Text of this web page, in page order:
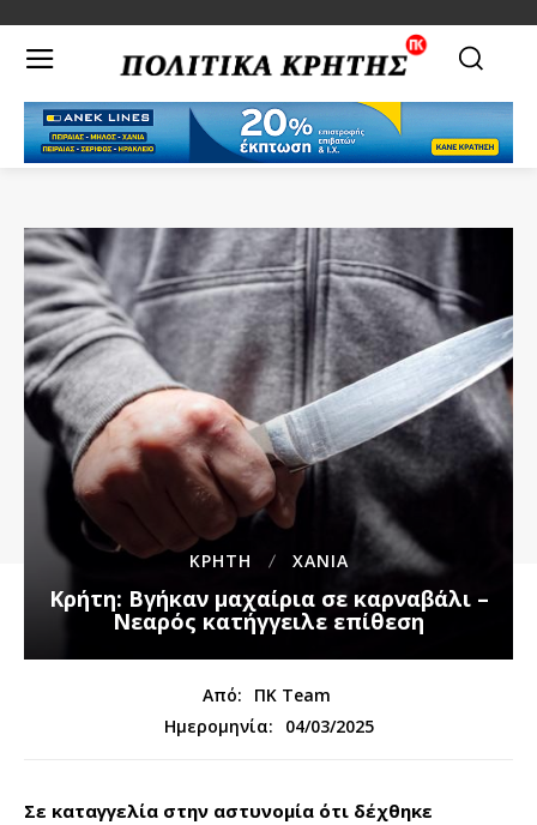
ΚΡΗΤΗ ΧΑΝΙΑ
Κρήτη: Βγήκαν μαχαίρια σε καρναβάλι –
Νεαρός κατήγγειλε επίθεση
Από:
ΠΚ Team
Ημερομηνία:
04/03/2025
Σε καταγγελία στην αστυνομία ότι δέχθηκε